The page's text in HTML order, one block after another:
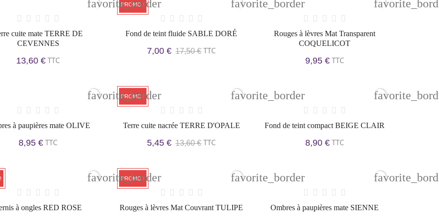
cuite mate TERRE DE
CEVENNES
13,60 € TTC
favorite_border
PROMO !
Fond de teint fluide SABLE DORÉ
7,00 € 17,50 € TTC
favorite_border
Rouges à lèvres Mat Transparent
COQUELICOT
9,95 € TTC
à paupières mate OLIVE
8,95 € TTC
favorite_border
PROMO !
Terre cuite nacrée TERRE D'OPALE
5,45 € 13,60 € TTC
favorite_border
Fond de teint compact BEIGE CLAIR
8,90 € TTC
à ongles RED ROSE
favorite_border
PROMO !
Rouges à lèvres Mat Couvrant TULIPE
favorite_border
Ombres à paupières mate SIENNE